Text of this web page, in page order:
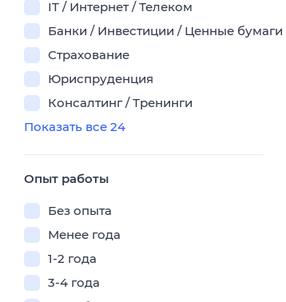
IT / Интернет / Телеком
Банки / Инвестиции / Ценные бумаги
Страхование
Юриспруденция
Консалтинг / Тренинги
Показать все 24
Опыт работы
Без опыта
Менее года
1-2 года
3-4 года